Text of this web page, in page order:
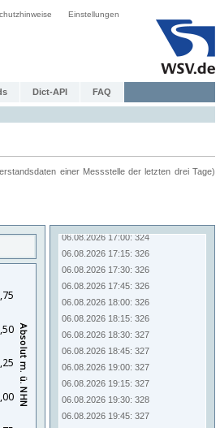
Einstellungen
Dict-API FAQ
einer Messstelle der letzten drei Tage)